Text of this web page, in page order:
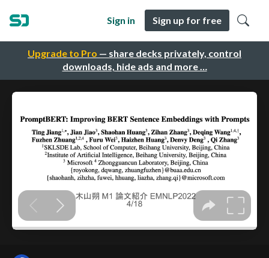
Upgrade to Pro — share decks privately, control
downloads, hide ads and more …
Sign in Sign up for free